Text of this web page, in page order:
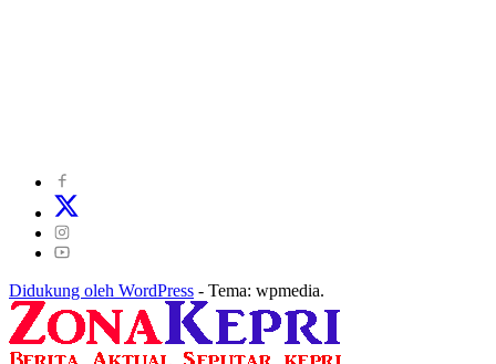
Didukung oleh WordPress - Tema: wpmedia.